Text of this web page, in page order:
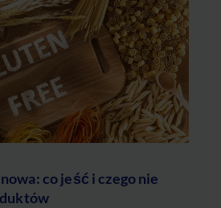
co jeść i czego nie